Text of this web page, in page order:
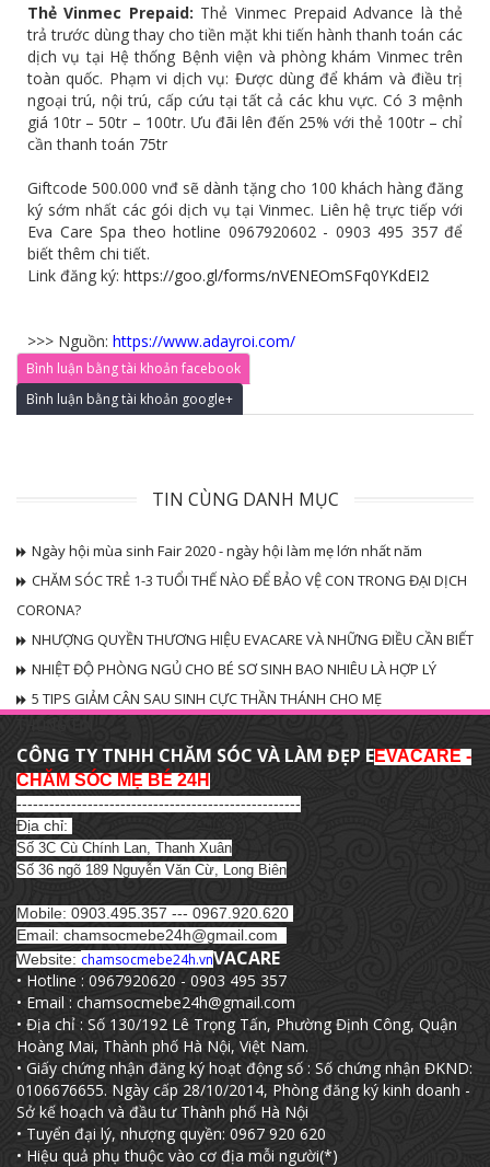
Thẻ Vinmec Prepaid: Thẻ Vinmec Prepaid Advance là thẻ
trả trước dùng thay cho tiền mặt khi tiến hành thanh toán các
dịch vụ tại Hệ thống Bệnh viện và phòng khám Vinmec trên
toàn quốc. Phạm vi dịch vụ: Được dùng để khám và điều trị
ngoại trú, nội trú, cấp cứu tại tất cả các khu vực. Có 3 mệnh
giá 10tr – 50tr – 100tr. Ưu đãi lên đến 25% với thẻ 100tr – chỉ
cần thanh toán 75tr
Giftcode 500.000 vnđ sẽ dành tặng cho 100 khách hàng đăng
ký sớm nhất các gói dịch vụ tại Vinmec. Liên hệ trực tiếp với
Eva Care Spa theo hotline 0967920602 - 0903 495 357 để
biết thêm chi tiết.
Link đăng ký: https://goo.gl/forms/nVENEOmSFq0YKdEI2
>>> Nguồn: https://www.adayroi.com/
Bình luận bằng tài khoản facebook
Bình luận bằng tài khoản google+
TIN CÙNG DANH MỤC
Ngày hội mùa sinh Fair 2020 - ngày hội làm mẹ lớn nhất năm
CHĂM SÓC TRẺ 1-3 TUỔI THẾ NÀO ĐỂ BẢO VỆ CON TRONG ĐẠI DỊCH
CORONA?
NHƯỢNG QUYỀN THƯƠNG HIỆU EVACARE VÀ NHỮNG ĐIỀU CẦN BIẾT
NHIỆT ĐỘ PHÒNG NGỦ CHO BÉ SƠ SINH BAO NHIÊU LÀ HỢP LÝ
5 TIPS GIẢM CÂN SAU SINH CỰC THẦN THÁNH CHO MẸ
CÔNG TY TNHH CHĂM SÓC VÀ LÀM ĐẸP EEVACARE -
CHĂM SÓC MẸ BÉ 24H
----------------------------------------------------
Địa chỉ:
Số 3C Cù Chính Lan, Thanh Xuân
Số 36 ngõ 189 Nguyễn Văn Cừ, Long Biên
Mobile: 0903.495.357 --- 0967.920.620
Email: chamsocmebe24h@gmail.com
Website: chamsocmebe24h.vnVACARE
• Hotline : 0967920620 - 0903 495 357
• Email : chamsocmebe24h@gmail.com
• Địa chỉ : Số 130/192 Lê Trọng Tấn, Phường Định Công, Quận
Hoàng Mai, Thành phố Hà Nội, Việt Nam.
• Giấy chứng nhận đăng ký hoạt động số : Số chứng nhận ĐKND:
0106676655. Ngày cấp 28/10/2014, Phòng đăng ký kinh doanh -
Sở kế hoạch và đầu tư Thành phố Hà Nội
• Tuyển đại lý, nhượng quyền: 0967 920 620
• Hiệu quả phụ thuộc vào cơ địa mỗi người(*)